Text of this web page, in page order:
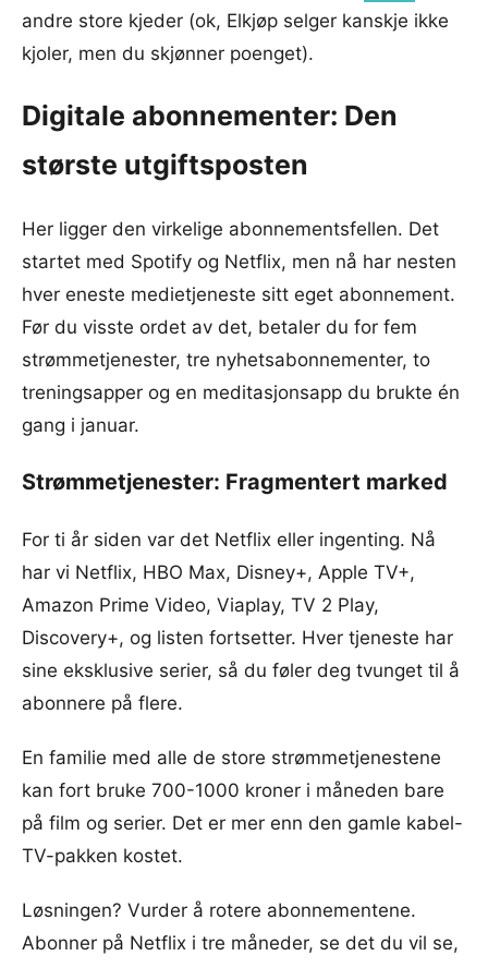
andre store kjeder (ok, Elkjøp selger kanskje ikke
kjoler, men du skjønner poenget).
Digitale abonnementer: Den
største utgiftsposten
Her ligger den virkelige abonnementsfellen. Det
startet med Spotify og Netflix, men nå har nesten
hver eneste medietjeneste sitt eget abonnement.
Før du visste ordet av det, betaler du for fem
strømmetjenester, tre nyhetsabonnementer, to
treningsapper og en meditasjonsapp du brukte én
gang i januar.
Strømmetjenester: Fragmentert marked
For ti år siden var det Netflix eller ingenting. Nå
har vi Netflix, HBO Max, Disney+, Apple TV+,
Amazon Prime Video, Viaplay, TV 2 Play,
Discovery+, og listen fortsetter. Hver tjeneste har
sine eksklusive serier, så du føler deg tvunget til å
abonnere på flere.
En familie med alle de store strømmetjenestene
kan fort bruke 700-1000 kroner i måneden bare
på film og serier. Det er mer enn den gamle kabel-
TV-pakken kostet.
Løsningen? Vurder å rotere abonnementene.
Abonner på Netflix i tre måneder, se det du vil se,